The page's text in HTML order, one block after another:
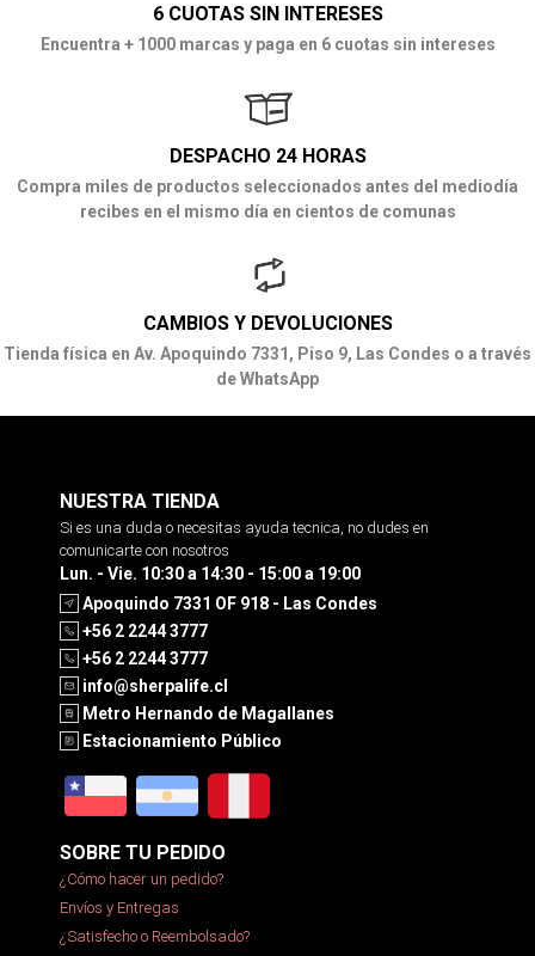
6 CUOTAS SIN INTERESES
Encuentra + 1000 marcas y paga en 6 cuotas sin intereses
DESPACHO 24 HORAS
Compra miles de productos seleccionados antes del mediodía
recibes en el mismo día en cientos de comunas
CAMBIOS Y DEVOLUCIONES
Tienda física en Av. Apoquindo 7331, Piso 9, Las Condes o a través
de WhatsApp
NUESTRA TIENDA
Si es una duda o necesitas ayuda tecnica, no dudes en
comunicarte con nosotros
Lun. - Vie. 10:30 a 14:30 - 15:00 a 19:00
Apoquindo 7331 OF 918 - Las Condes
+56 2 2244 3777
+56 2 2244 3777
info@sherpalife.cl
Metro Hernando de Magallanes
Estacionamiento Público
SOBRE TU PEDIDO
¿Cómo hacer un pedido?
Envíos y Entregas
¿Satisfecho o Reembolsado?